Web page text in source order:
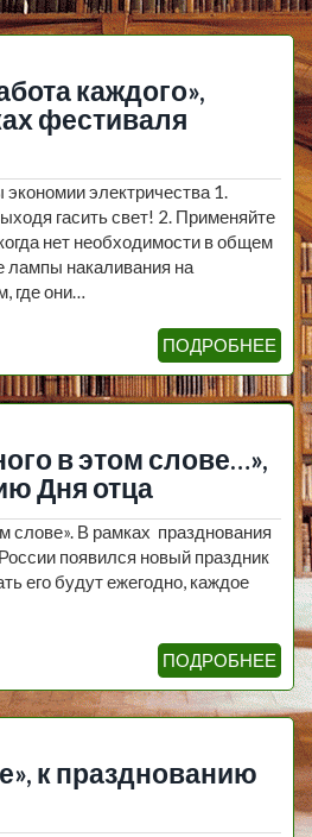
каждого»,
фестиваля
электричества 1.
гасить свет! 2. Применяйте
нет необходимости в общем
лампы накаливания на
где они…
ПОДРОБНЕЕ
в этом слове…»,
Дня отца
слове». В рамках празднования
появился новый праздник
его будут ежегодно, каждое
ПОДРОБНЕЕ
к празднованию